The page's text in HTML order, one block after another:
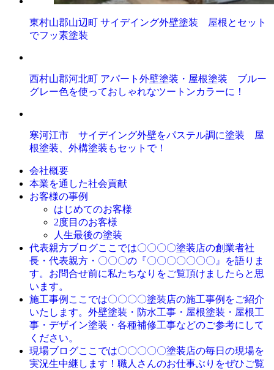
東村山郡山辺町 サイデイング外壁塗装 屋根とセット
でフッ素塗装
西村山郡河北町 アパート外壁塗装・屋根塗装 ブルー
グレー色を使っておしゃれなツートンカラーに！
寒河江市 サイデイング外壁をパステル調に塗装 屋
根塗装、外構塗装もセットで！
会社概要
本業を通した社会貢献
お客様の事例
はじめてのお客様
2度目のお客様
人生最後の塗装
代表親方ブログここでは〇〇〇〇塗装店の創業者社
長・代表親方・〇〇〇の『〇〇〇〇〇〇〇』を語りま
す。お問合せ前に私たちなりをご覧頂けましたらと思
います。
施工事例 ここでは〇〇〇〇塗装店の施工事例をご紹介
いたします。外壁塗装・防水工事・屋根塗装・屋根工
事・デザイン塗装・各種補修工事などのご参考にして
ください。
現場ブログここでは〇〇〇〇〇塗装店の毎日の現場を
実況生中継します！職人さんのお仕事ぶりをぜひご覧